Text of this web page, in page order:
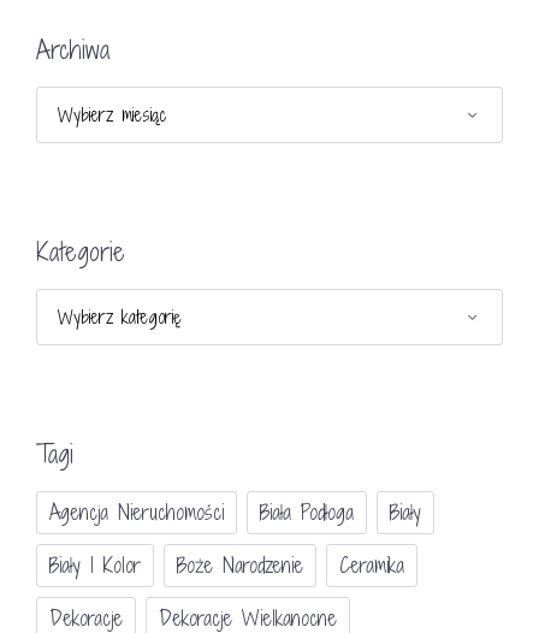
Archiwa
Kategorie
Tagi
Agencja Nieruchomości Biała Podłoga
Biały
Biały I Kolor
Boże Narodzenie
Ceramika
Dekoracje
Dekoracje Wielkanocne